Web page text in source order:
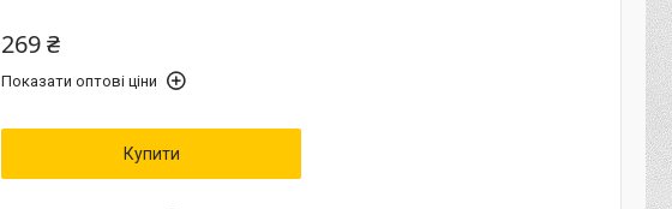
269 ₴
Показати оптові ціни
Купити